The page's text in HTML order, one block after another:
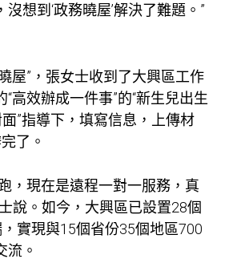
想到‘政務曉屋’解決了難題。”
屋”，張女士收到了大興區工作
高效辦成一件事”的“新生兒出生
面”指導下，填寫信息，上傳材
了。
，現在是遠程一對一服務，真
說。如今，大興區已設置28個
，實現與15個省份35個地區700
流。